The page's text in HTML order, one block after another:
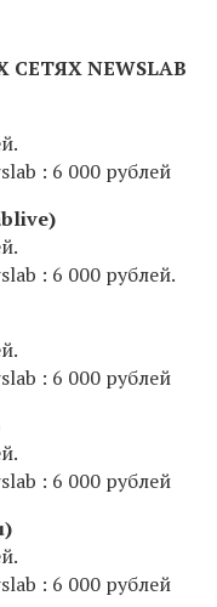
NEWSLAB
: 6 000 рублей
: 6 000 рублей.
: 6 000 рублей
: 6 000 рублей
: 6 000 рублей